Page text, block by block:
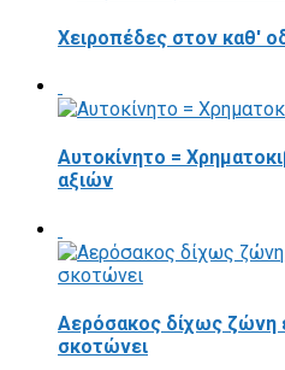
Χειροπέδες στον καθ'
Αυτοκίνητο =
αξιών
Αερόσακος δίχως ζώνη
σκοτώνει